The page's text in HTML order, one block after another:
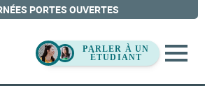
PORTES OUVERTES